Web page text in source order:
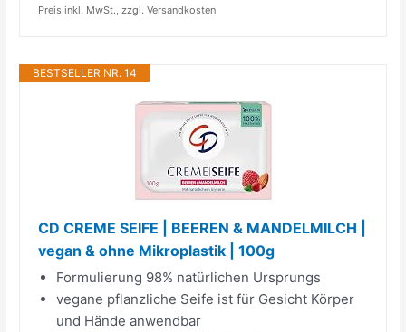
Preis inkl. MwSt., zzgl. Versandkosten
BESTSELLER NR. 14
CD CREME SEIFE | BEEREN & MANDELMILCH |
vegan & ohne Mikroplastik | 100g
Formulierung 98% natürlichen Ursprungs
vegane pflanzliche Seife ist für Gesicht Körper
und Hände anwendbar